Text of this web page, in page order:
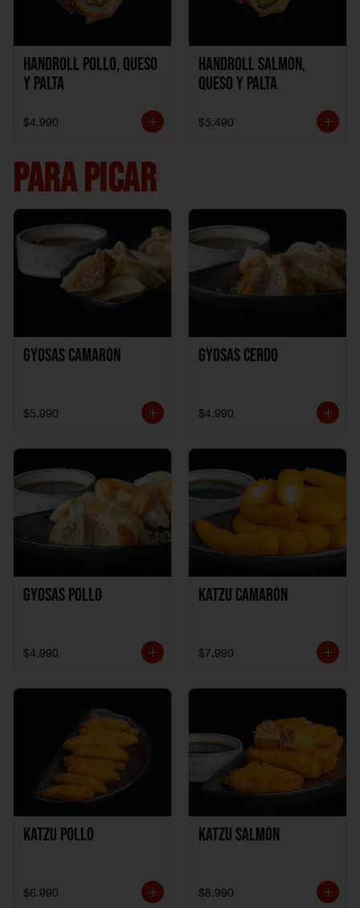
Handroll Pollo, Queso
y Palta
$4.990
Handroll Salmón,
Queso y Palta
$5.490
PARA PICAR
Gyosas Camarón
$5.990
Gyosas Cerdo
$4.990
Gyosas Pollo
$4.990
Katzu Camarón
$7.990
Katzu Pollo
$6.990
Katzu Salmón
$8.990